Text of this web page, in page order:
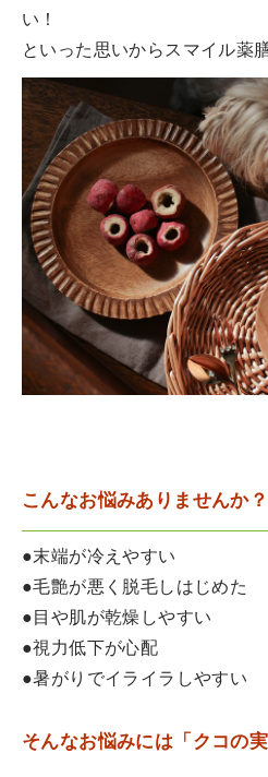
い！
といった思いからスマイル薬
こんなお悩みありませんか？
●末端が冷えやすい
●毛艶が悪く脱毛しはじめた
●目や肌が乾燥しやすい
●視力低下が心配
●暑がりでイライラしやすい
そんなお悩みには「クコの